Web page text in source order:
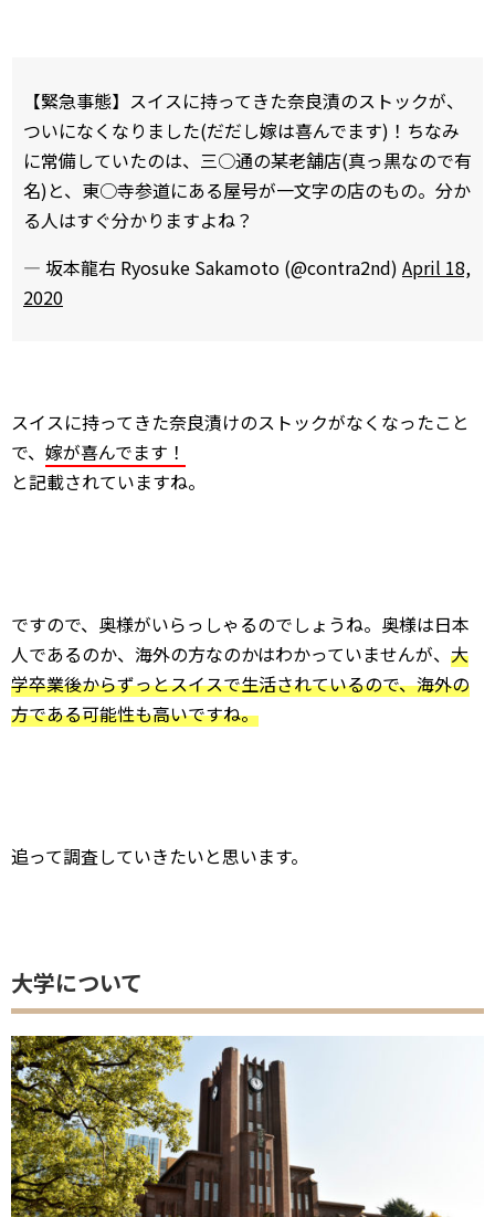
【緊急事態】スイスに持ってきた奈良漬のストックが、
ついになくなりました(だだし嫁は喜んでます)！ちなみ
に常備していたのは、三○通の某老舗店(真っ黒なので有
名)と、東○寺参道にある屋号が一文字の店のもの。分か
る人はすぐ分かりますよね？
— 坂本龍右 Ryosuke Sakamoto (@contra2nd) April 18,
2020
スイスに持ってきた奈良漬けのストックがなくなったこと
で、 嫁が喜んでます！
と記載されていますね。
ですので、奥様がいらっしゃるのでしょうね。奥様は日本
人であるのか、海外の方なのかはわかっていませんが、 大
学卒業後からずっとスイスで生活されているので、海外の
方である可能性も高いですね。
追って調査していきたいと思います。
大学について